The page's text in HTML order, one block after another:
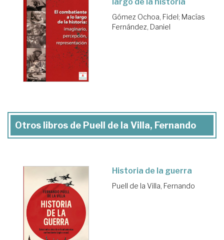
Gómez Ochoa, Fidel; Macías
Fernández, Daniel
Otros libros de Puell de la Villa, Fernando
Historia de la guerra
Puell de la Villa, Fernando